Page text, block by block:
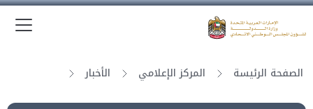
الصفحة الرئيسة المركز الإعلامي الأخبار